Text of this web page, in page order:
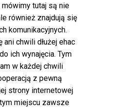
tutaj są nie
również znajdują się
komunikacyjnych.
chwili dłużej ehac
ich wynajęcia. Tym
w każdej chwili
z pewną
strony internetowej
miejscu zawsze